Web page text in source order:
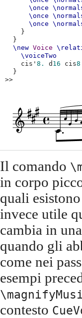
\once
\once
\once
}
}
\new Voice
\voiceTwo
cis'8. d 16 cis
}
>>
Il comando
in corpo
quali
invece utile
cambia in
quando gli
come nei
esempi
contesto